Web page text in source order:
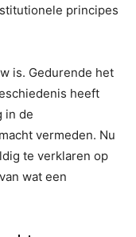
principes
is. Gedurende het
heeft
in de
vermeden. Nu
te verklaren op
wat een